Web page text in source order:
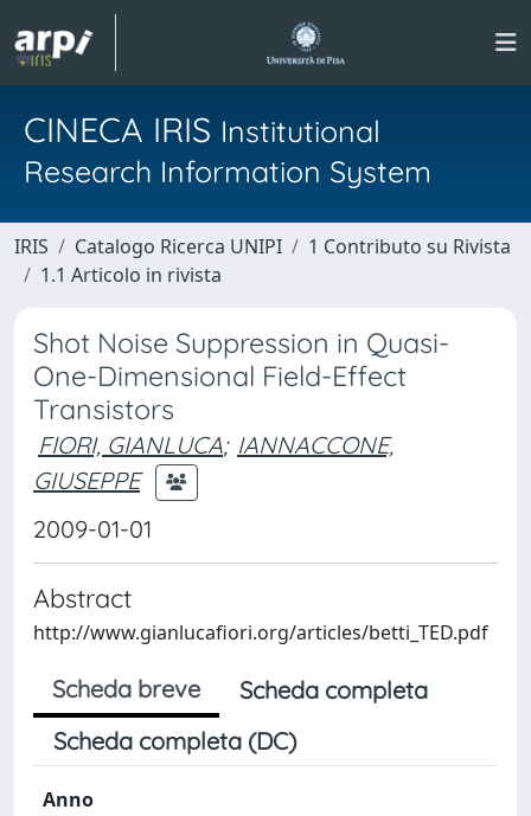
CINECA IRIS Institutional
Research Information System
IRIS Catalogo Ricerca UNIPI
1 Contributo su Rivista
1.1 Articolo in rivista
Shot Noise Suppression in Quasi-
One-Dimensional Field-Effect
Transistors
FIORI, GIANLUCA; IANNACCONE,
GIUSEPPE
2009-01-01
Abstract
http://www.gianlucafiori.org/articles/betti_TED.pdf
Scheda breve
Scheda completa
Scheda completa (DC)
Anno